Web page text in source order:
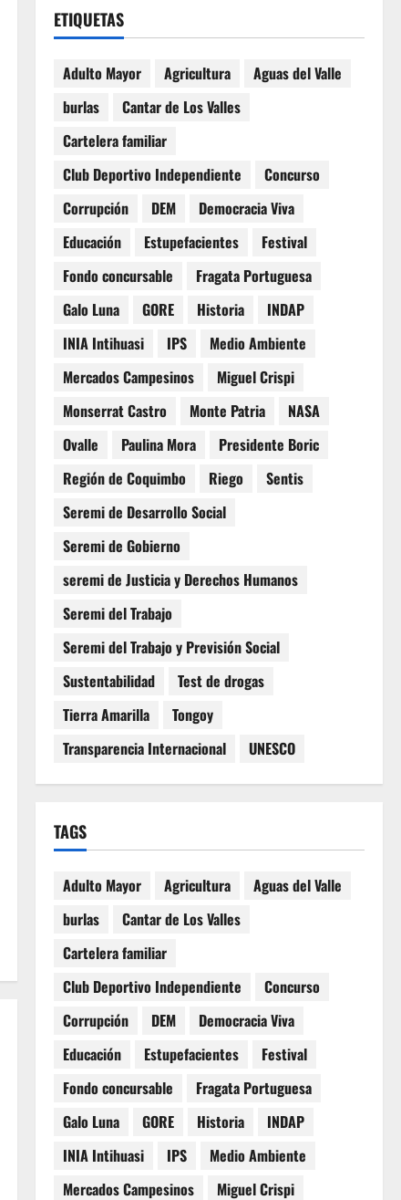
ETIQUETAS
Adulto Mayor Agricultura
Aguas del Valle
burlas
Cantar de Los Valles
Cartelera familiar
Club Deportivo Independiente
Concurso
Corrupción
DEM
Democracia Viva
Educación
Estupefacientes
Festival
Fondo concursable
Fragata Portuguesa
Galo Luna
GORE Historia
INDAP
INIA Intihuasi
IPS
Medio Ambiente
Mercados Campesinos
Miguel Crispi
Monserrat Castro
Monte Patria
NASA
Ovalle
Paulina Mora
Presidente Boric
Región de Coquimbo
Riego
Sentis
Seremi de Desarrollo Social
Seremi de Gobierno
seremi de Justicia y Derechos Humanos
Seremi del Trabajo
Seremi del Trabajo y Previsión Social
Sustentabilidad
Test de drogas
Tierra Amarilla
Tongoy
Transparencia Internacional
UNESCO
TAGS
Adulto Mayor Agricultura
Aguas del Valle
burlas
Cantar de Los Valles
Cartelera familiar
Club Deportivo Independiente
Concurso
Corrupción
DEM
Democracia Viva
Educación
Estupefacientes
Festival
Fondo concursable
Fragata Portuguesa
Galo Luna
GORE Historia
INDAP
INIA Intihuasi
IPS
Medio Ambiente
Mercados Campesinos
Miguel Crispi